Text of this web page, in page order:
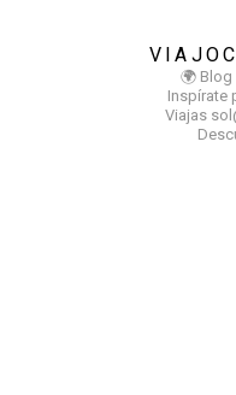
🌍 Blog
Inspírate
Viajas